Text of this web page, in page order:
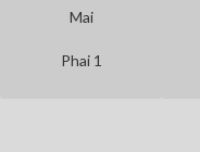
Mai
Phai 1